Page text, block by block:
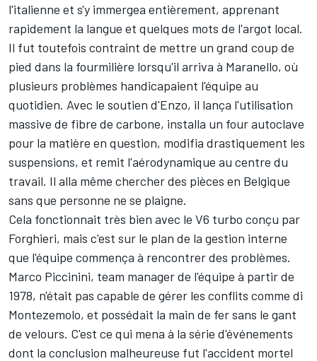
l'italienne et s'y immergea entièrement, apprenant
rapidement la langue et quelques mots de l'argot local.
Il fut toutefois contraint de mettre un grand coup de
pied dans la fourmilière lorsqu'il arriva à Maranello, où
plusieurs problèmes handicapaient l'équipe au
quotidien. Avec le soutien d'Enzo, il lança l'utilisation
massive de fibre de carbone, installa un four autoclave
pour la matière en question, modifia drastiquement les
suspensions, et remit l'aérodynamique au centre du
travail. Il alla même chercher des pièces en Belgique
sans que personne ne se plaigne.
Cela fonctionnait très bien avec le V6 turbo conçu par
Forghieri, mais c'est sur le plan de la gestion interne
que l'équipe commença à rencontrer des problèmes.
Marco Piccinini, team manager de l'équipe à partir de
1978, n'était pas capable de gérer les conflits comme di
Montezemolo, et possédait la main de fer sans le gant
de velours. C'est ce qui mena à la série d'événements
dont la conclusion malheureuse fut l'accident mortel